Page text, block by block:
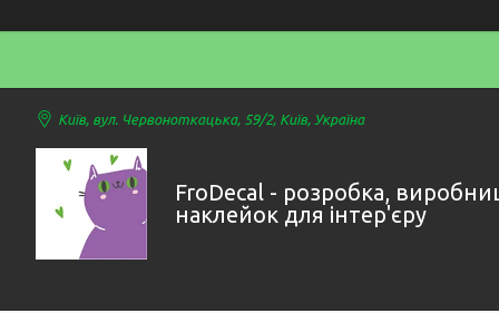
Київ, вул. Червоноткацька, 59/2, Київ, Україна
FroDecal - розробка,
наклейок для інтер'єру